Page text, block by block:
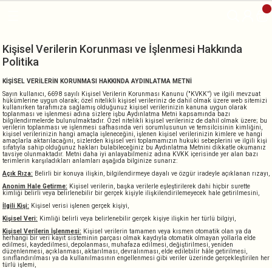
Kişisel Verilerin Korunması ve İşlenmesi Hakkında
Politika
KİŞİSEL VERİLERİN KORUNMASI HAKKINDA AYDINLATMA METNİ
Sayın kullanıcı, 6698 sayılı Kişisel Verilerin Korunması Kanunu ("KVKK”) ve ilgili mevzuat
hükümlerine uygun olarak; özel nitelikli kişisel verileriniz de dahil olmak üzere web sitemizi
kullanırken tarafımıza sağlamış olduğunuz kişisel verilerinizin kanuna uygun olarak
toplanması ve işlenmesi adına sizlere işbu Aydınlatma Metni kapsamında bazı
bilgilendirmelerde bulunulmaktadır. Özel nitelikli kişisel verileriniz de dahil olmak üzere; bu
verilerin toplanması ve işlenmesi safhasında veri sorumlusunun ve temsilcisinin kimliğini,
kişisel verilerinizin hangi amaçla işleneceğini, işlenen kişisel verilerinizin kimlere ve hangi
amaçlarla aktarılacağını, sizlerden kişisel veri toplamamızın hukuki sebeplerini ve ilgili kişi
sıfatıyla sahip olduğunuz hakları bulabileceğiniz bu Aydınlatma Metnini dikkatle okumanız
tavsiye olunmaktadır. Metni daha iyi anlayabilmeniz adına KVKK içerisinde yer alan bazı
terimlerin karşıladıkları anlamları aşağıda bilginize sunarız:
Açık Rıza: Belirli bir konuya ilişkin, bilgilendirmeye dayalı ve özgür iradeyle açıklanan rızayı,
Anonim Hale Getirme: Kişisel verilerin, başka verilerle eşleştirilerek dahi hiçbir surette
kimliği belirli veya belirlenebilir bir gerçek kişiyle ilişkilendirilemeyecek hale getirilmesini,
İlgili Kişi: Kişisel verisi işlenen gerçek kişiyi,
Kişisel Veri: Kimliği belirli veya belirlenebilir gerçek kişiye ilişkin her türlü bilgiyi,
Kişisel Verilerin İşlenmesi: Kişisel verilerin tamamen veya kısmen otomatik olan ya da
herhangi bir veri kayıt sisteminin parçası olmak kaydıyla otomatik olmayan yollarla elde
edilmesi, kaydedilmesi, depolanması, muhafaza edilmesi, değiştirilmesi, yeniden
düzenlenmesi, açıklanması, aktarılması, devralınması, elde edilebilir hâle getirilmesi,
sınıflandırılması ya da kullanılmasının engellenmesi gibi veriler üzerinde gerçekleştirilen her
türlü işlemi,